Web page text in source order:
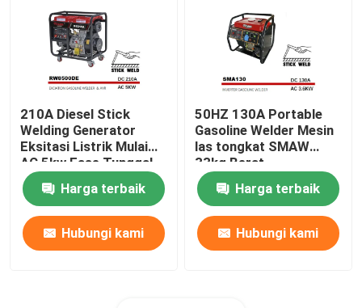
210A Diesel Stick
Welding Generator
Eksitasi Listrik Mulai
AC 5kw Fase Tunggal
Harga terbaik
Hubungi kami
50HZ 130A Portable
Gasoline Welder Mesin
las tongkat SMAW
33kg Berat
Harga terbaik
Hubungi kami